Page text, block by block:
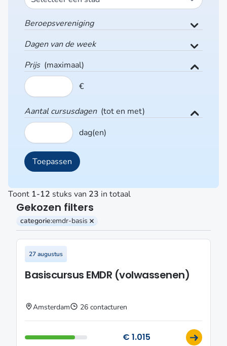
Beroepsvereniging
Dagen van de week
Prijs(maximaal)
€
Aantal cursusdagen(tot en met)
dag(en)
Toont 1-12 stuks van 23 in totaal
Gekozen filters
categorie:emdr-basis Verwijder filter
27 augustus
Basiscursus EMDR (volwassenen)
Amsterdam 26 contacturen
€ 1.015